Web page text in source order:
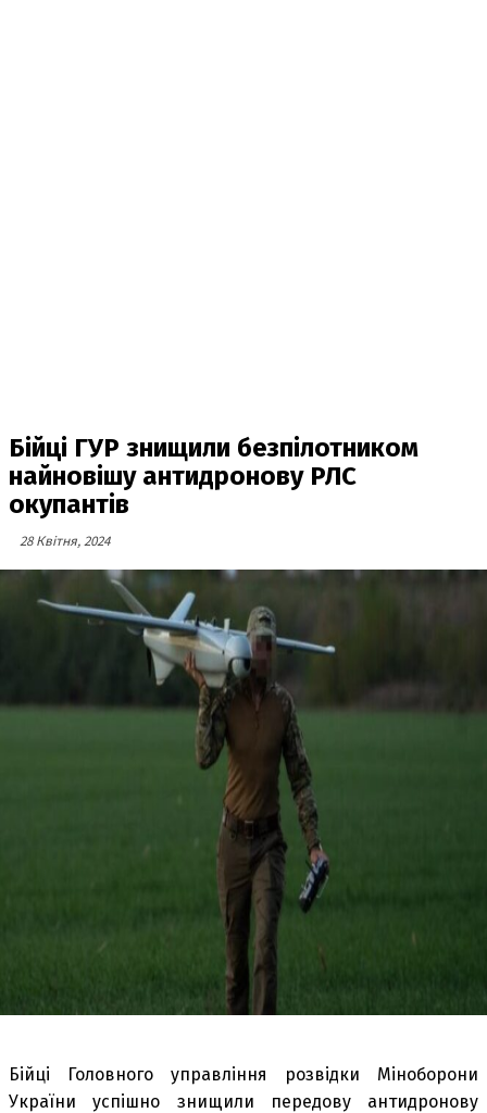
Бійці ГУР знищили безпілотником
найновішу антидронову РЛС
окупантів
28 Квітня, 2024
Бійці Головного управління розвідки Міноборони
України успішно знищили передову антидронову